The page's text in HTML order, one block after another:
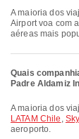
A maioria dos viajantes que parte de Alejandro Velasco Astete International
Airport voa com a
aéreas mais
Quais
Padre Aldamiz
A maioria dos
LATAM Chile ,
aeroporto.